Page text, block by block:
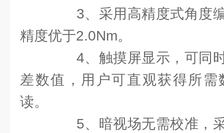
3、采用高精度式角度编
精度优于2.0Nm。
4、触摸屏显示，可同时
差数值，用户可直观获得所
读。
5、暗视场无需校准，采